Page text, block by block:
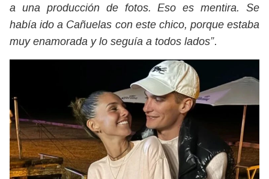
a una producción de fotos. Eso es mentira. Se
había ido a Cañuelas con este chico, porque estaba
muy enamorada y lo seguía a todos lados”.